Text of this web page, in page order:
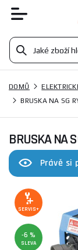
DOMŮ
BRUSKA NA SG
BRUSKA NA
Právě si
SERVIS+
-6 %
SLEVA